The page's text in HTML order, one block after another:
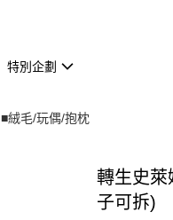
特別企劃
■絨毛/玩偶/抱枕
轉生史萊
子可拆)